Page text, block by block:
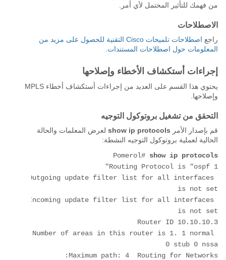
من فهمك للتأثير المحتمل لأي أمر.
الاصطلاحات
راجع
اصطلاحات تلميحات Cisco التقنية للحصول على مزيد من
المعلومات حول اصطلاحات المستندات.
إجراءات أستكشاف الأخطاء وإصلاحها
يحتوي هذا القسم على العديد من إجراءات أستكشاف أخطاء MPLS
وإصلاحها.
التحقق من تشغيل بروتوكول التوجيه
قم بإصدار الأمر show ip protocols لعرض المعلمات والحالة
الحالية لعملية بروتوكول التوجيه النشطة:
Pomerol# show ip protocols
Outgoing update filter list for all interfaces
Incoming update filter list for all interfaces
Number of areas in this router is 1. 1 normal